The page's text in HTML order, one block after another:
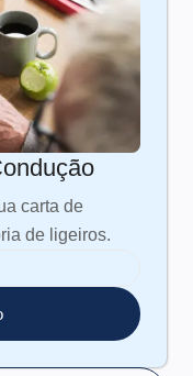
carta de
de ligeiros.